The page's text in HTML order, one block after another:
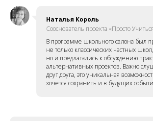
Наталья Король
Сооснователь проекта «Просто
В программе школьного салона был
не только классических частных школ,
но и предлагались к обсуждению
альтернативных проектов. Важно
друг друга, это уникальная
хочется сохранить и в будущих